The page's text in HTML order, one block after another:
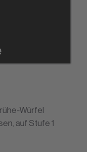
Würfel
auf Stufe 1